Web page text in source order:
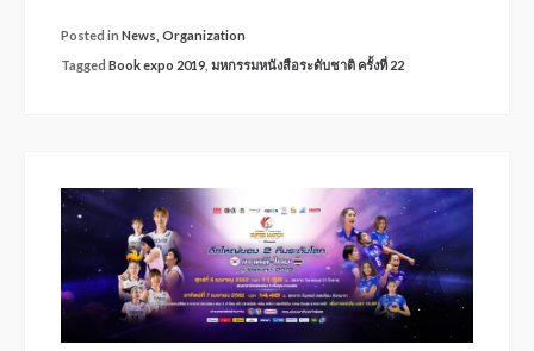
Posted in News Organization
Tagged Book expo 2019 มหกรรมหนังสือระดับชาติ ครั้งที่ 22